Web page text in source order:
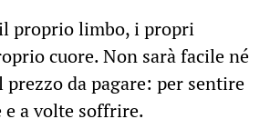
proprio limbo, i propri
cuore. Non sarà facile né
da pagare: per sentire
a volte soffrire.